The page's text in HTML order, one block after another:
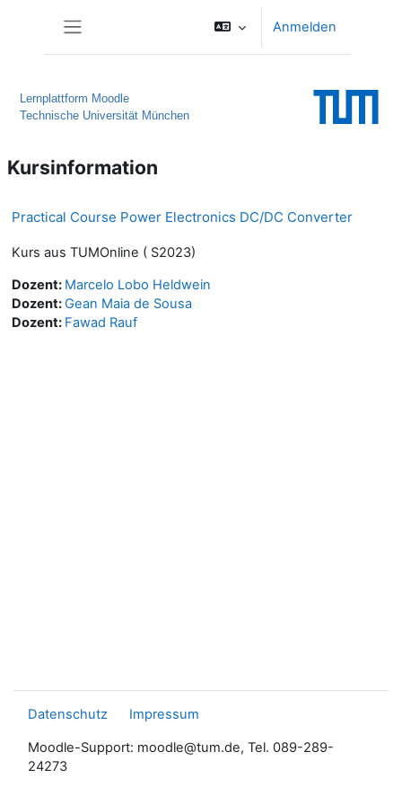
Anmelden
Lernplattform Moodle
Technische Universität München
Kursinformation
Practical Course Power Electronics DC/DC Converter
Kurs aus TUMOnline ( S2023)
Dozent: Marcelo Lobo Heldwein
Dozent:Gean Maia de Sousa
Dozent: Fawad Rauf
Datenschutz Impressum
Moodle-Support: moodle@tum.de, Tel. 089-289-
24273